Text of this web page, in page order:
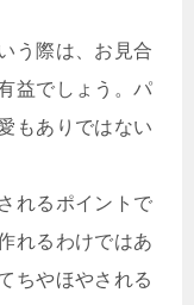
う際は、お見合
益でしょう。パ
もありではない
れるポイントで
れるわけではあ
ちやほやされる